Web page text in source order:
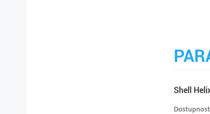
Shell
Dostupnost